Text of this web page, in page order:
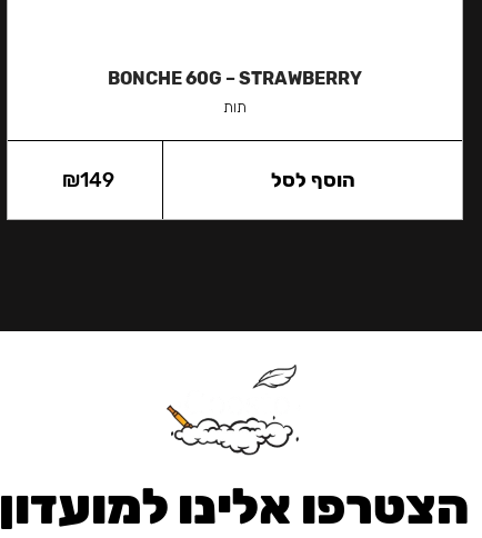
BONCHE 60G – STRAWBERRY
תות
₪149 הוסף לסל
הצטרפו אלינו למועדון